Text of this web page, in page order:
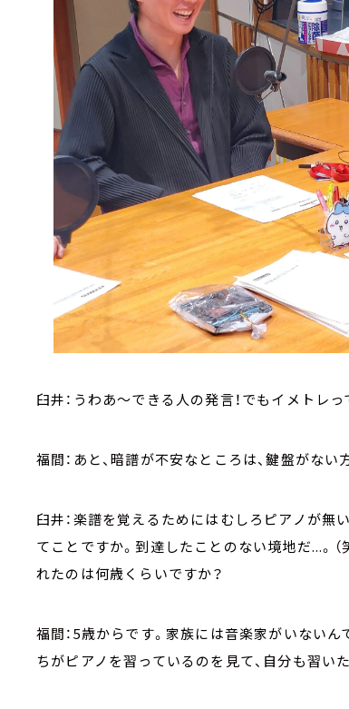
臼井：うわあ～できる人の発言！でもイメトレ
福間：あと、暗譜が不安なところは、鍵盤がない
臼井：楽譜を覚えるためにはむしろピアノが無
てことですか。到達したことのない境地だ...。（
れたのは何歳くらいですか？
福間：5歳からです。家族には音楽家がいない
ちがピアノを習っているのを見て、自分も習い